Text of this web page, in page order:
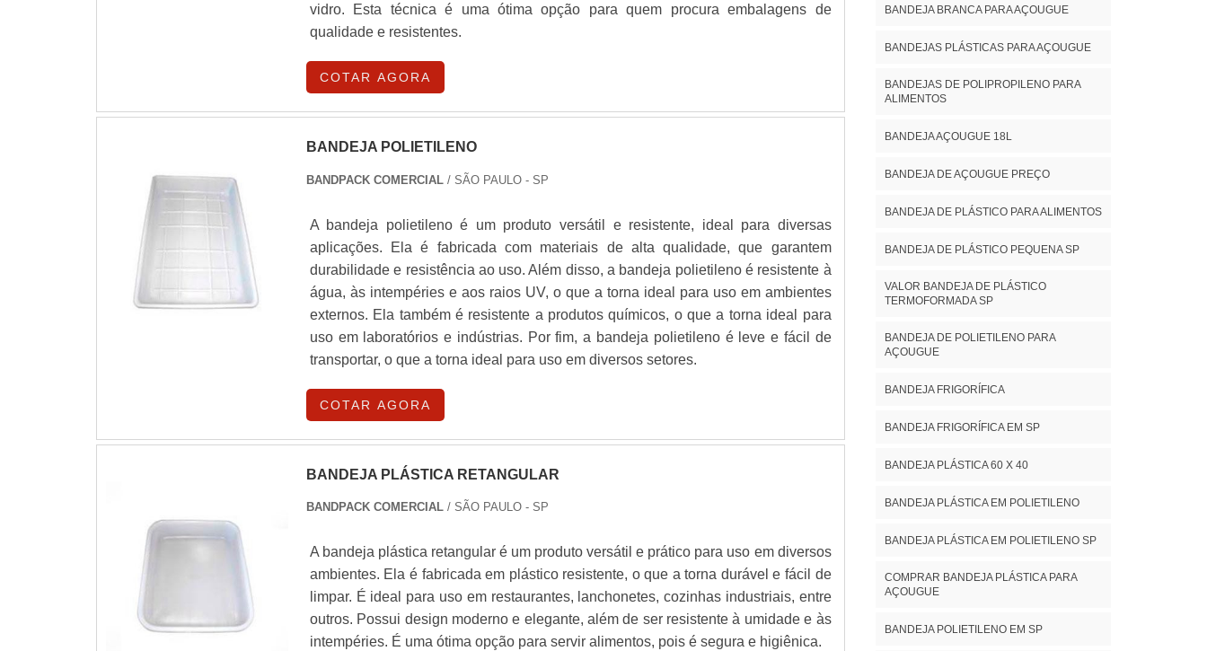
vidro. Esta técnica é uma ótima opção para quem procura embalagens de
qualidade e resistentes.
COTAR AGORA
BANDEJA POLIETILENO
BANDPACK COMERCIAL / SÃO PAULO - SP
A bandeja polietileno é um produto versátil e resistente, ideal para diversas
aplicações. Ela é fabricada com materiais de alta qualidade, que garantem
durabilidade e resistência ao uso. Além disso, a bandeja polietileno é resistente à
água, às intempéries e aos raios UV, o que a torna ideal para uso em ambientes
externos. Ela também é resistente a produtos químicos, o que a torna ideal para
uso em laboratórios e indústrias. Por fim, a bandeja polietileno é leve e fácil de
transportar, o que a torna ideal para uso em diversos setores.
COTAR AGORA
BANDEJA PLÁSTICA RETANGULAR
BANDPACK COMERCIAL / SÃO PAULO - SP
A bandeja plástica retangular é um produto versátil e prático para uso em diversos
ambientes. Ela é fabricada em plástico resistente, o que a torna durável e fácil de
limpar. É ideal para uso em restaurantes, lanchonetes, cozinhas industriais, entre
outros. Possui design moderno e elegante, além de ser resistente à umidade e às
intempéries. É uma ótima opção para servir alimentos, pois é segura e higiênica.
BANDEJA BRANCA PARA AÇOUGUE
BANDEJAS PLÁSTICAS PARA AÇOUGUE
BANDEJAS DE POLIPROPILENO PARA
ALIMENTOS
BANDEJA AÇOUGUE 18L
BANDEJA DE AÇOUGUE PREÇO
BANDEJA DE PLÁSTICO PARA ALIMENTOS
BANDEJA DE PLÁSTICO PEQUENA SP
VALOR BANDEJA DE PLÁSTICO
TERMOFORMADA SP
BANDEJA DE POLIETILENO PARA
AÇOUGUE
BANDEJA FRIGORÍFICA
BANDEJA FRIGORÍFICA EM SP
BANDEJA PLÁSTICA 60 X 40
BANDEJA PLÁSTICA EM POLIETILENO
BANDEJA PLÁSTICA EM POLIETILENO SP
COMPRAR BANDEJA PLÁSTICA PARA
AÇOUGUE
BANDEJA POLIETILENO EM SP